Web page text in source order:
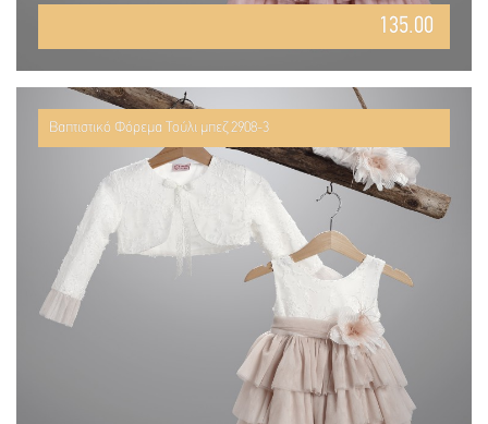
135.00
Βαπτιστικό Φόρεμα Τούλι μπεζ 2908-3